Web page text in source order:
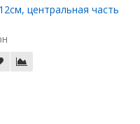
центральная часть